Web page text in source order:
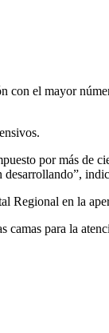
con el mayor
por más de
en la
camas para la